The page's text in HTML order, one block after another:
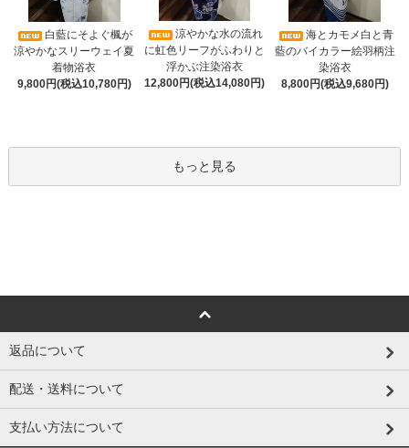
白藍にそよぐ楓が
涼やかなスリーウェイ夏
着物浴衣
9,800円(税込10,780円)
涼やかな水の流れ
に虹色リーフがふわりと
浮かぶ注染浴衣
12,800円(税込14,080円)
海とカモメ白と青
藍のバイカラー絵羽柄注
染浴衣
8,800円(税込9,680円)
もっと見る
返品について
配送・送料について
支払い方法について